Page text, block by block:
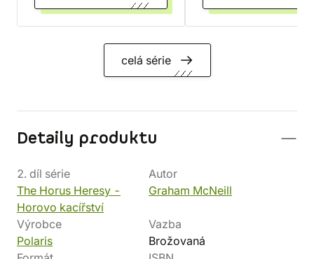
celá série
Detaily produktu
2. díl série
The Horus Heresy -
Horovo kacířství
Autor
Graham McNeill
Výrobce
Polaris
Vazba
Brožovaná